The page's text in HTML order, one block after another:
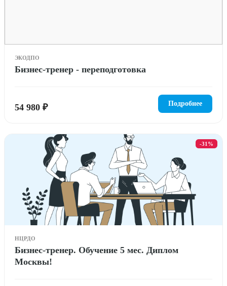
ЭКОДПО
Бизнес-тренер - переподготовка
54 980 ₽ Подробнее
-31%
НЦРДО
Бизнес-тренер. Обучение 5 мес. Диплом
Москвы!